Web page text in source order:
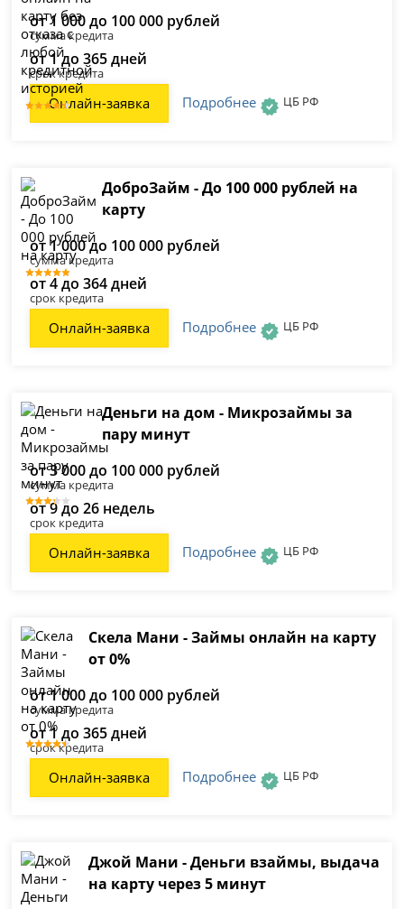
от 1 000 до 100 000 рублей
сумма кредита
от 1 до 365 дней
срок кредита
Онлайн-заявка Подробнее ЦБ РФ
ДоброЗайм - До 100 000 рублей на
карту
от 1 000 до 100 000 рублей
сумма кредита
от 4 до 364 дней
срок кредита
Онлайн-заявка Подробнее ЦБ РФ
Деньги на дом - Микрозаймы за
пару минут
от 3 000 до 100 000 рублей
сумма кредита
от 9 до 26 недель
срок кредита
Онлайн-заявка Подробнее ЦБ РФ
Скела Мани - Займы онлайн на карту
от 0%
от 1 000 до 100 000 рублей
сумма кредита
от 1 до 365 дней
срок кредита
Онлайн-заявка Подробнее ЦБ РФ
Джой Мани - Деньги взаймы, выдача
на карту через 5 минут